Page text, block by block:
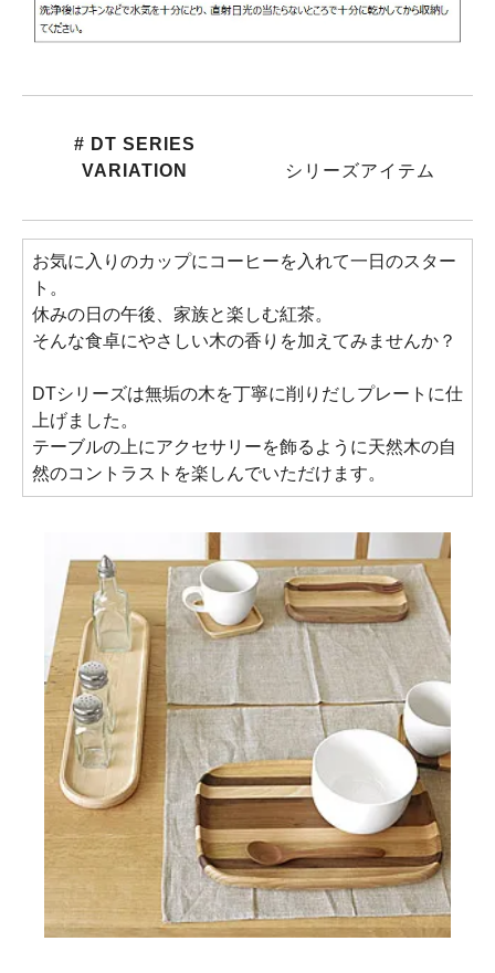
# DT SERIES
VARIATION
シリーズアイテム
お気に入りのカップにコーヒーを入れて一日のスター
ト。
休みの日の午後、家族と楽しむ紅茶。
そんな食卓にやさしい木の香りを加えてみませんか？
DTシリーズは無垢の木を丁寧に削りだしプレートに仕
上げました。
テーブルの上にアクセサリーを飾るように天然木の自
然のコントラストを楽しんでいただけます。